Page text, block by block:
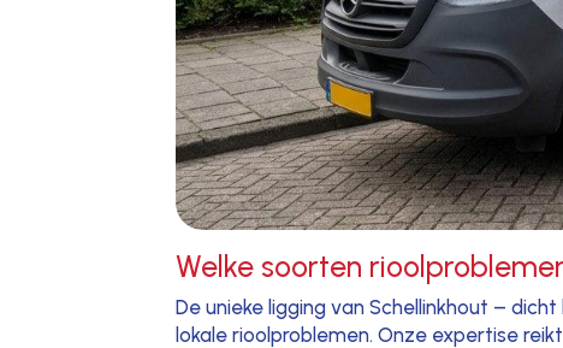
Welke soorten
De unieke ligging van Schellinkhout –
lokale rioolproblemen. Onze expertise